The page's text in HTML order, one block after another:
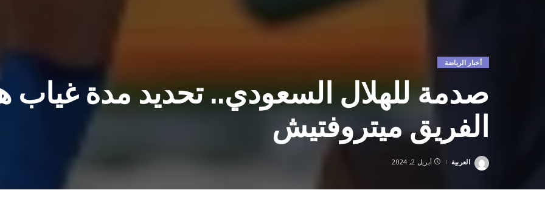
أخبار الرياضة
صدمة للهلال السعودي.. تحديد مدة
الفريق ميتروفتيش
Posted
العربية أبريل 2, 2024